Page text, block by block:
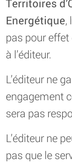
Territoires
Energétique,
pas pour
à l’éditeur.
L’éditeur ne
engagement
sera pas
L’éditeur ne
pas que le